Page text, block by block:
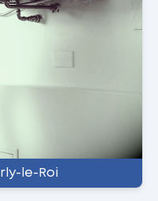
le-Roi